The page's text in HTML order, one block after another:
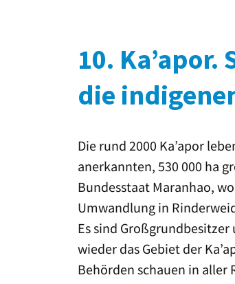
10.
die
Die rund 2000 Ka’apor
anerkannten, 530 000 ha
Bundesstaat Maranhao,
Umwandlung in
Es sind
wieder das Gebiet der
Behörden schauen in aller